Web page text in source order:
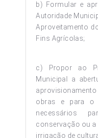
b) Formular e
Autoridade
Aproveitamento
Fins Agrícolas;
c) Propor ao
Municipal a
obras e para o
necessários
conservação ou a
irrigação de